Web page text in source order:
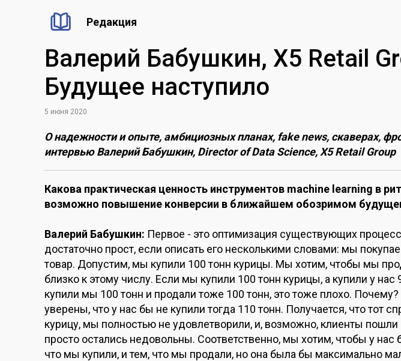
Редакция
Валерий Бабушкин, X5 Retail
Будущее наступило
5 июня 2020
О надежности и опыте, амбициозных планах, fake news, скаверах,
интервью Валерий Бабушкин, Director of Data Science, X5 Retail Group
Какова практическая ценность инструментов machine learning в
возможно повышение конверсии в ближайшем обозримом
Валерий Бабушкин: Первое - это оптимизация существующих
достаточно прост, если описать его несколькими словами: мы
товар. Допустим, мы купили 100 тонн курицы. Мы хотим, чтобы мы
близко к этому числу. Если мы купили 100 тонн курицы, а купили у нас
купили мы 100 тонн и продали тоже 100 тонн, это тоже плохо.
уверены, что у нас бы не купили тогда 110 тонн. Получается, что тот
курицу, мы полностью не удовлетворили, и, возможно, клиенты пошли
просто остались недовольны. Соответственно, мы хотим, чтобы у
что мы купили, и тем, что мы продали, но она была бы максимально